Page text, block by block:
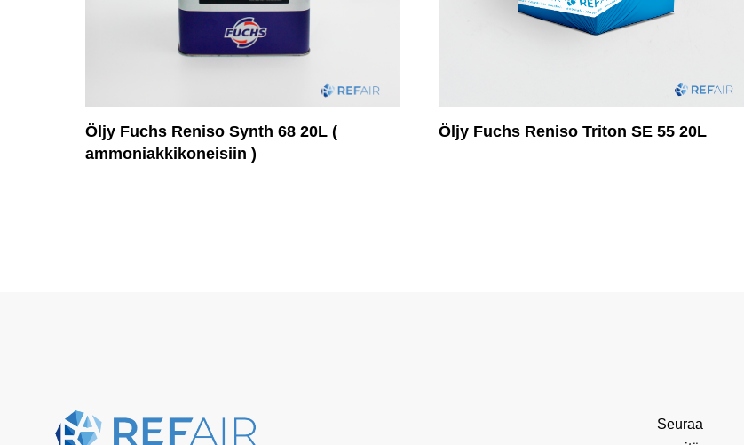
Öljy Fuchs Reniso Synth 68 20L (
ammoniakkikoneisiin )
Öljy Fuchs Reniso Triton SE 55 20L
Seuraa